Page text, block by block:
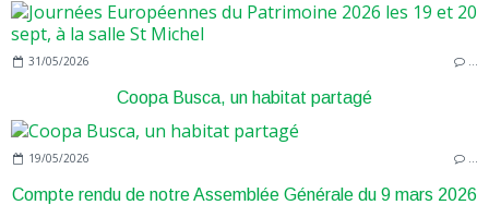
31/05/2026
Coopa Busca, un habitat partagé
19/05/2026
Compte rendu de notre Assemblée Générale du 9 mars 2026